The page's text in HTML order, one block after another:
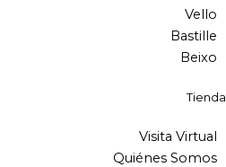
Vello
Bastille
Beixo
Tienda
Visita Virtual
Quiénes Somos